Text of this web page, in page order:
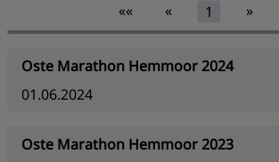
«« « 1 »
Oste Marathon Hemmoor 2024
01.06.2024
Oste Marathon Hemmoor 2023